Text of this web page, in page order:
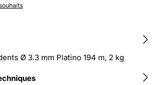
Ø 3.3 mm Platino 194 m, 2 kg